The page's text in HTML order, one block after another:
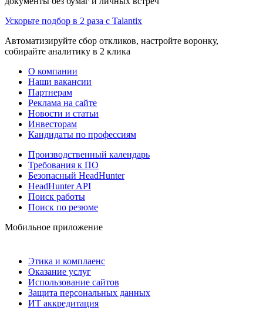
Ускорьте подбор в 2 раза с Talantix
Автоматизируйте сбор откликов, настройте воронку,
собирайте аналитику в 2 клика
О компании
Наши вакансии
Партнерам
Реклама на сайте
Новости и статьи
Инвесторам
Кандидаты по профессиям
Производственный календарь
Требования к ПО
Безопасный HeadHunter
HeadHunter API
Поиск работы
Поиск по резюме
Мобильное приложение
Этика и комплаенс
Оказание услуг
Использование сайтов
Защита персональных данных
ИТ аккредитация